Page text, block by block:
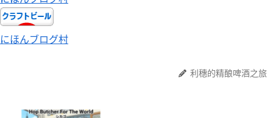
にほんブログ村
利穗的精酿啤酒之旅